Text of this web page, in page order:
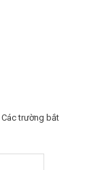
Các trường bắt